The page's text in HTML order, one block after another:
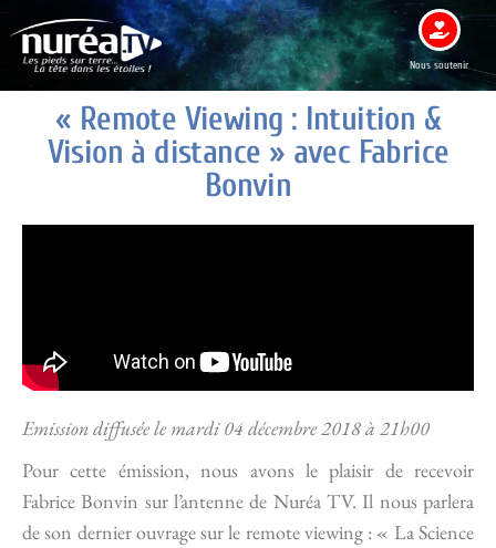
Nous soutenir
« Remote Viewing : Intuition &
Vision à distance » avec Fabrice
Bonvin
Emission diffusée le mardi 04 décembre 2018 à 21h00
Pour cette émission, nous avons le plaisir de recevoir
Fabrice Bonvin sur l’antenne de Nuréa TV. Il nous parlera
de son dernier ouvrage sur le remote viewing : « La Science